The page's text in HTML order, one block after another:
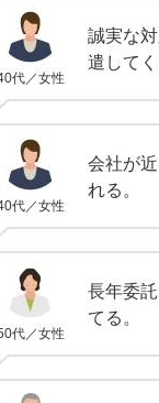
代／女性
誠実な
遣してく
代／女性
会社が
れる。
代／女性
長年委
てる。